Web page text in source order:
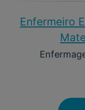
Enfermeiro